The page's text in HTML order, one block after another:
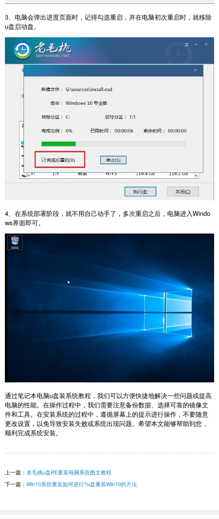
3、电脑会弹出进度页面时，记得勾选重启，并在电脑初次重启时，就移除
u盘启动盘。
4、在系统部署阶段，就不用自己动手了，多次重启之后，电脑进入Windo
ws界面即可。
通过笔记本电脑u盘装系统教程，我们可以方便快捷地解决一些问题或提高
电脑的性能。在操作过程中，我们需要注意备份数据、选择可靠的镜像文
件和工具。在安装系统的过程中，遵循屏幕上的提示进行操作，不要随意
更改设置，以免导致安装失败或系统出现问题。希望本文能够帮助到您，
顺利完成系统安装。
上一篇： 老毛桃u盘PE重装电脑系统图文教程
下一篇： Win10系统重装如何进行?u盘重装Win10的方法